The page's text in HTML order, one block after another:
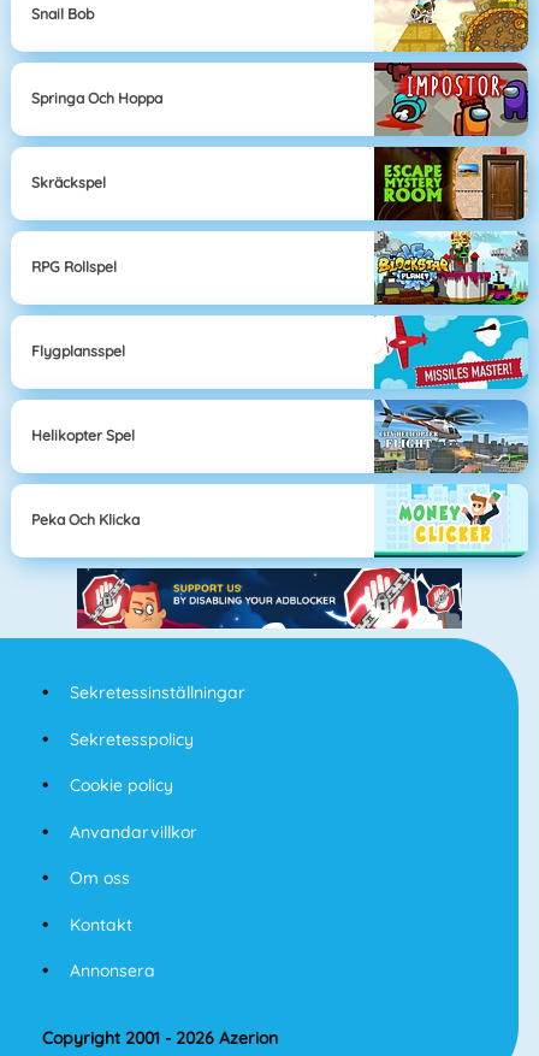
Snail Bob
Springa Och Hoppa
Skräckspel
RPG Rollspel
Flygplansspel
Helikopter Spel
Peka Och Klicka
Sekretessinställningar
Sekretesspolicy
Cookie policy
Anvandarvillkor
Om oss
Kontakt
Annonsera
Copyright 2001 - 2026 Azerion